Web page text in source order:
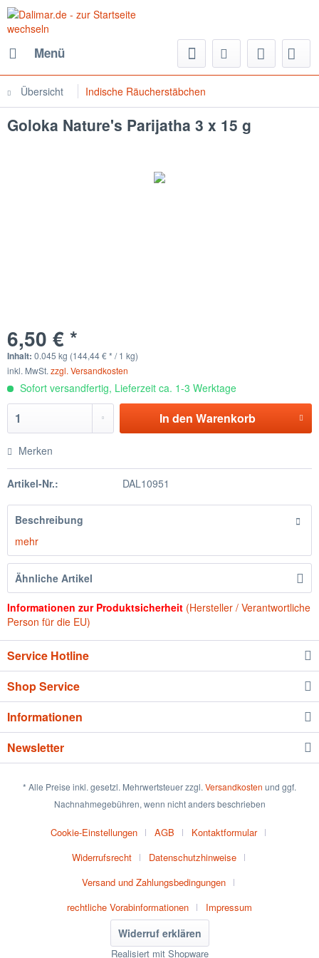
Menü
Übersicht Indische Räucherstäbchen
Goloka Nature's Parijatha 3 x 15 g
6,50 € *
Inhalt: 0.045 kg (144,44 € * / 1 kg)
inkl. MwSt. zzgl. Versandkosten
Sofort versandfertig, Lieferzeit ca. 1-3 Werktage
In den Warenkorb
Merken
Artikel-Nr.: DAL10951
Beschreibung
mehr
Ähnliche Artikel
Informationen zur Produktsicherheit (Hersteller / Verantwortliche
Person für die EU)
Service Hotline
Shop Service
Informationen
Newsletter
* Alle Preise inkl. gesetzl. Mehrwertsteuer zzgl. Versandkosten und ggf.
Nachnahmegebühren, wenn nicht anders beschrieben
Cookie-Einstellungen AGB
Kontaktformular
Widerrufsrecht
Datenschutzhinweise
Versand und Zahlungsbedingungen
rechtliche Vorabinformationen
Impressum
Widerruf erklären
Realisiert mit Shopware